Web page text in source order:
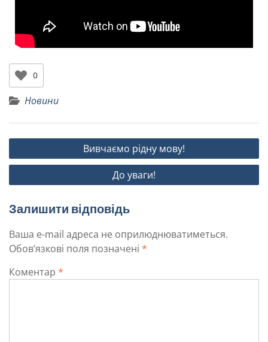
0
Новини
Вивчаємо рідну мову!
До уваги!
Залишити відповідь
Ваша e-mail адреса не оприлюднюватиметься.
Обов’язкові поля позначені *
Коментар *